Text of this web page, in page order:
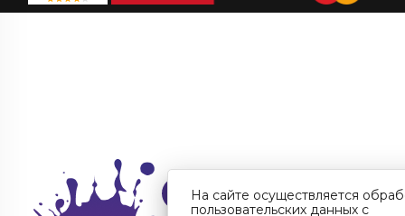
На сайте осуществляется
пользовательских данных с